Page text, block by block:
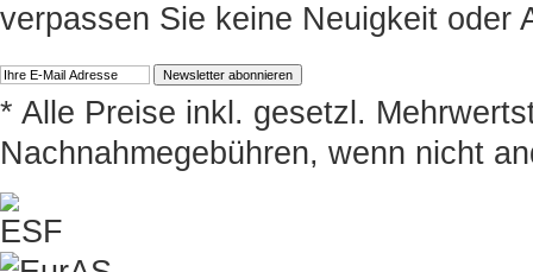
verpassen Sie keine Neuigkeit oder
* Alle Preise inkl. gesetzl.
Nachnahmegebühren, wenn nicht